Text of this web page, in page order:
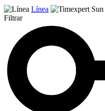
Línea
Filtrar